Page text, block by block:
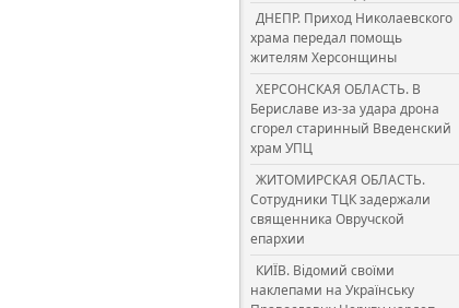
ДНЕПР. Приход Николаевского
храма передал помощь
жителям Херсонщины
ХЕРСОНСКАЯ ОБЛАСТЬ. В
Бериславе из-за удара дрона
сгорел старинный Введенский
храм УПЦ
ЖИТОМИРСКАЯ ОБЛАСТЬ.
Сотрудники ТЦК задержали
священника Овручской
епархии
КИЇВ. Відомий своїми
наклепами на Українську